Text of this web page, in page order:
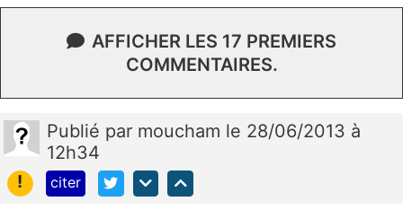
AFFICHER LES 17 PREMIERS
COMMENTAIRES.
Publié par moucham le 28/06/2013 à
12h34
!
citer